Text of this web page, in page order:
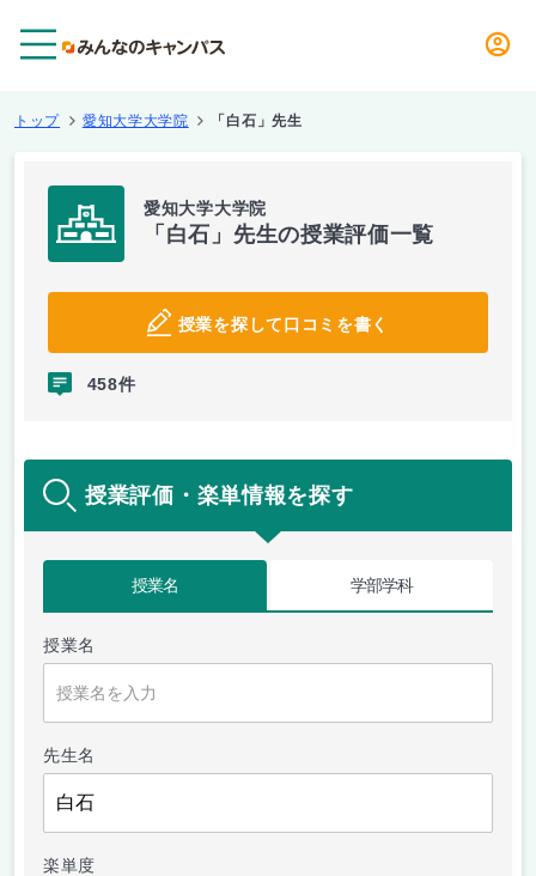
トップ 愛知大学大学院 「白石」先生
愛知大学大学院
「白石」先生の授業評価一覧
授業を探して口コミを書く
458件
授業評価・楽単情報を探す
授業名 学部学科
授業名
先生名
楽単度